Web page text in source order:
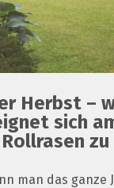
Herbst –
sich
zu
man das ganze